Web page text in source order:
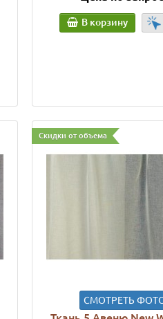
В корзину
Скидки от объема
СМОТРЕТЬ